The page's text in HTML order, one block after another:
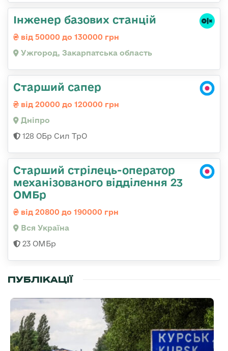
Інженер базових станцій
від 50000 до 130000 грн
Ужгород, Закарпатська область
Старший сапер
від 20000 до 120000 грн
Дніпро
128 ОБр Сил ТрО
Старший стрілець-оператор
механізованого відділення 23
ОМБр
від 20800 до 190000 грн
Вся Україна
23 ОМБр
ПУБЛІКАЦІЇ